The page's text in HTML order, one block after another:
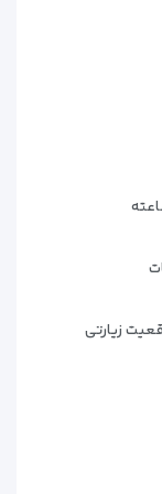
اقامتی راحت و
مطلوب را با
زیارتی